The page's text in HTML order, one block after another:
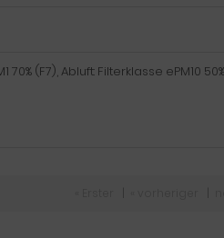
(F7), Abluft: Filterklasse ePM10 50%